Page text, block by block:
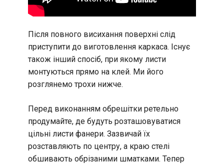
Після повного висихання поверхні слід
приступити до виготовлення каркаса. Існує
також інший спосіб, при якому листи
монтуються прямо на клей. Ми його
розглянемо трохи нижче.
Перед виконанням обрешітки ретельно
продумайте, де будуть розташовуватися
цільні листи фанери. Зазвичай їх
розставляють по центру, а краю стелі
обшивають обрізаними шматками. Тепер